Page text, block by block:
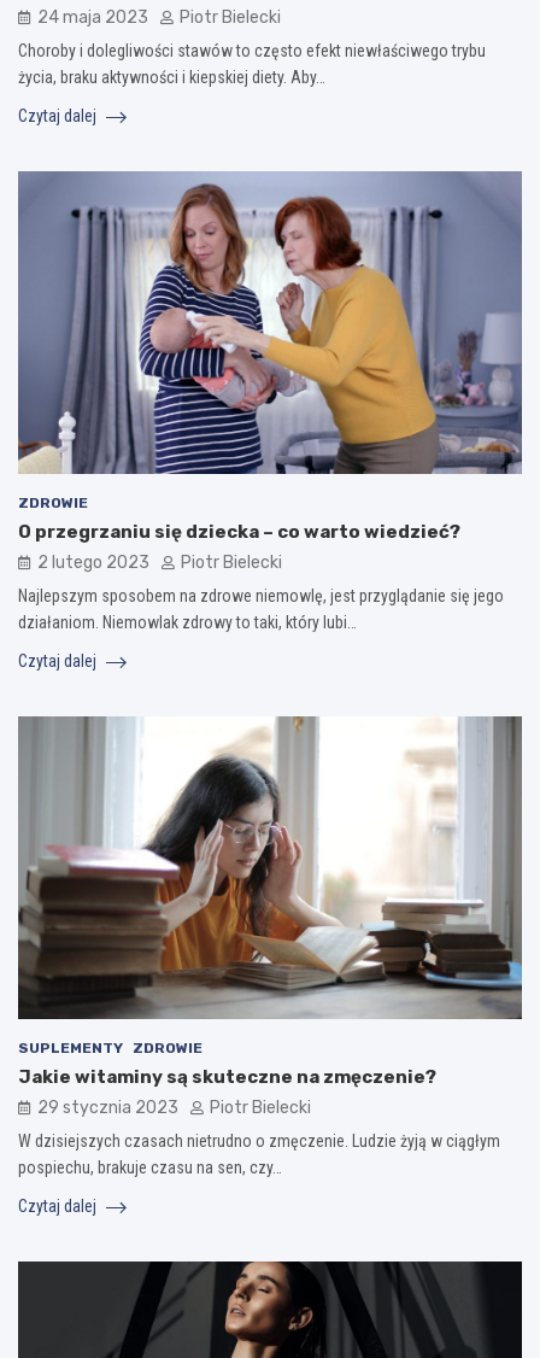
24 maja 2023 Piotr Bielecki
Choroby i dolegliwości stawów to często efekt niewłaściwego trybu
życia, braku aktywności i kiepskiej diety. Aby…
Czytaj dalej
ZDROWIE
O przegrzaniu się dziecka – co warto wiedzieć?
2 lutego 2023 Piotr Bielecki
Najlepszym sposobem na zdrowe niemowlę, jest przyglądanie się jego
działaniom. Niemowlak zdrowy to taki, który lubi…
Czytaj dalej
SUPLEMENTY ZDROWIE
Jakie witaminy są skuteczne na zmęczenie?
29 stycznia 2023 Piotr Bielecki
W dzisiejszych czasach nietrudno o zmęczenie. Ludzie żyją w ciągłym
pospiechu, brakuje czasu na sen, czy…
Czytaj dalej